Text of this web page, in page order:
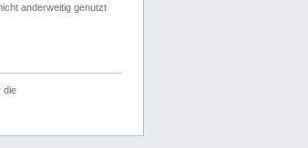
anderweitig genutzt
die